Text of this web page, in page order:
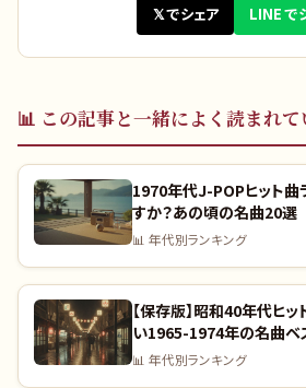
𝕏 でシェア LINE で
📊 この記事と一緒によく読まれて
1970年代J-POPヒット曲
すか？あの頃の名曲20選
📊 年代別ランキング
【保存版】昭和40年代ヒッ
い1965-1974年の名曲ベ
完全リスト
📊 年代別ランキング